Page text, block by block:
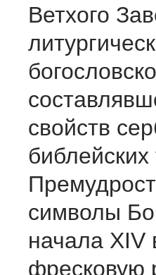
Ветхого
свойств
символы
начала
фресковую